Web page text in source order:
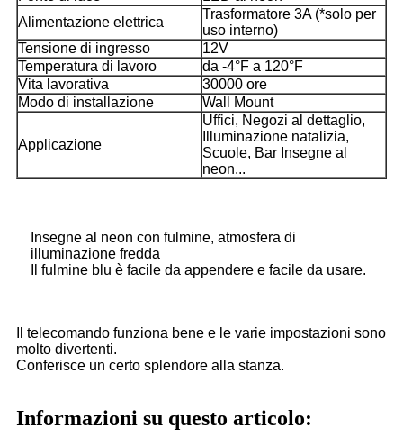
Alimentazione elettrica
Trasformatore 3A (*solo per
uso interno)
Tensione di ingresso
12V
Temperatura di lavoro
da -4°F a 120°F
Vita lavorativa
30000 ore
Modo di installazione
Wall Mount
Applicazione
Uffici, Negozi al dettaglio,
Illuminazione natalizia,
Scuole, Bar Insegne al
neon...
Insegne al neon con fulmine, atmosfera di
illuminazione fredda
Il fulmine blu è facile da appendere e facile da usare.
Il telecomando funziona bene e le varie impostazioni sono
molto divertenti.
Conferisce un certo splendore alla stanza.
Informazioni su questo articolo: